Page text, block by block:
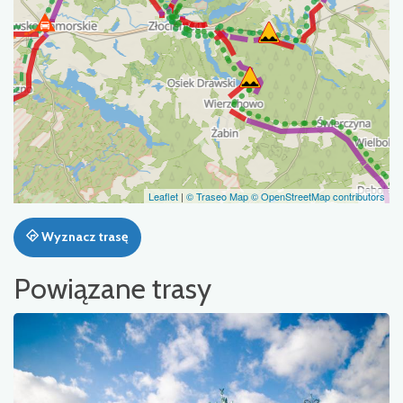
Leaflet | © Traseo Map© OpenStreetMap contributors
Wyznacz trasę
Powiązane trasy